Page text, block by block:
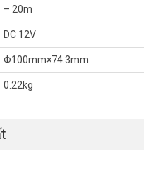
sát DAHUA mới nhất, quý
1900 9259 – (028) 35 166 166
– 20m
DC 12V
Φ100mm×74.3mm
0.22kg